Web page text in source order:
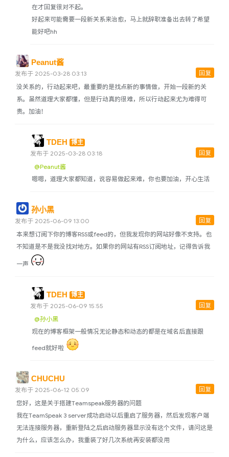
在才回复很对不起。
好起来可能需要一段新关系来治愈，马上就辞职准备出去转了希望
能好吧hh
Peanut酱
回复
发布于 2025-03-28 03:13
没关系的，行动起来吧，最重要的是找点新的事情做，开始一段新的关
系。虽然道理大家都懂，但是行动真的很难，所以行动起来尤为难得可
贵。加油！
TDEH 博主
回复
发布于 2025-03-28 03:18
@Peanut酱
嗯嗯，道理大家都知道，说容易做起来难，你也要加油，开心生活
孙小黑
回复
发布于 2025-06-09 13:00
本来想订阅下你的博客RSS或feed的，但我发现你的网站好像不支持。也
不知道是不是我没找对地方。如果你的网站有RSS订阅地址，记得告诉我
一声
TDEH 博主
回复
发布于 2025-06-09 15:55
@孙小黑
现在的博客框架一般情况无论静态和动态的都是在域名后直接跟
feed就好啦
CHUCHU
回复
发布于 2025-06-12 05:09
您好，这是关于搭建Teamspeak服务器的问题
我在TeamSpeak 3 server成功启动以后重启了服务器，然后发现客户端
无法连接服务器，重新登陆之后启动服务器显示没有这个文件，请问这是
为什么，应该怎么办，我重装了好几次系统再安装都没用
足迹
关于我